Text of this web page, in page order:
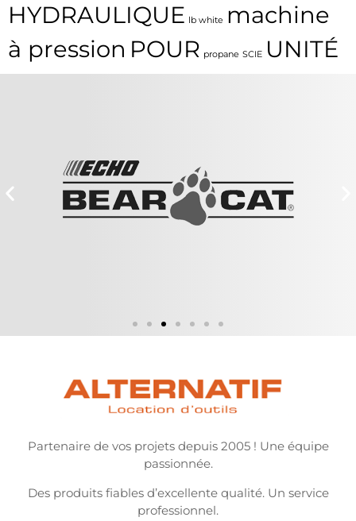
HYDRAULIQUE lb white machine
à pression POUR propane SCIE UNITÉ
Partenaire de vos projets depuis 2005 ! Une équipe
passionnée.
Des produits fiables d’excellente qualité. Un service
professionnel.